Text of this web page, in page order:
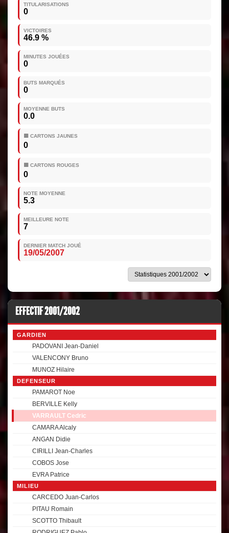
TITULARISATIONS
0
VICTOIRES
46.9 %
MINUTES JOUÉES
0
BUTS MARQUÉS
0
MOYENNE BUTS
0.0
🟨 CARTONS JAUNES
0
🟥 CARTONS ROUGES
0
NOTE MOYENNE
5.3
MEILLEURE NOTE
7
DERNIER MATCH JOUÉ
19/05/2007
EFFECTIF 2001/2002
GARDIEN
PADOVANI Jean-Daniel
VALENCONY Bruno
MUNOZ Hilaire
DEFENSEUR
PAMAROT Noe
BERVILLE Kelly
VARRAULT Cedric
CAMARA Alcaly
ANGAN Didie
CIRILLI Jean-Charles
COBOS Jose
EVRA Patrice
MILIEU
CARCEDO Juan-Carlos
PITAU Romain
SCOTTO Thibault